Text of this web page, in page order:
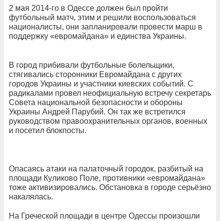
2 мая 2014-го в Одессе должен был пройти
футбольный матч, этим и решили воспользоваться
националисты, они запланировали провести марш в
поддержку «евромайдана» и единства Украины.
В город прибивали футбольные болельщики,
стягивались сторонники Евромайдана с других
городов Украины и участники киевских событий. С
радикалами провел неофициальную встречу секретарь
Совета национальной безопасности и обороны
Украины Андрей Парубий. Он так же встретился
руководством правоохранительных органов, военных
и посетил блокпосты.
Опасаясь атаки на палаточный городок, разбитый на
площади Куликово Поле, противники «евромайдана»
тоже активизировались. Обстановка в городе серьёзно
накалялась.
На Греческой площади в центре Одессы произошли